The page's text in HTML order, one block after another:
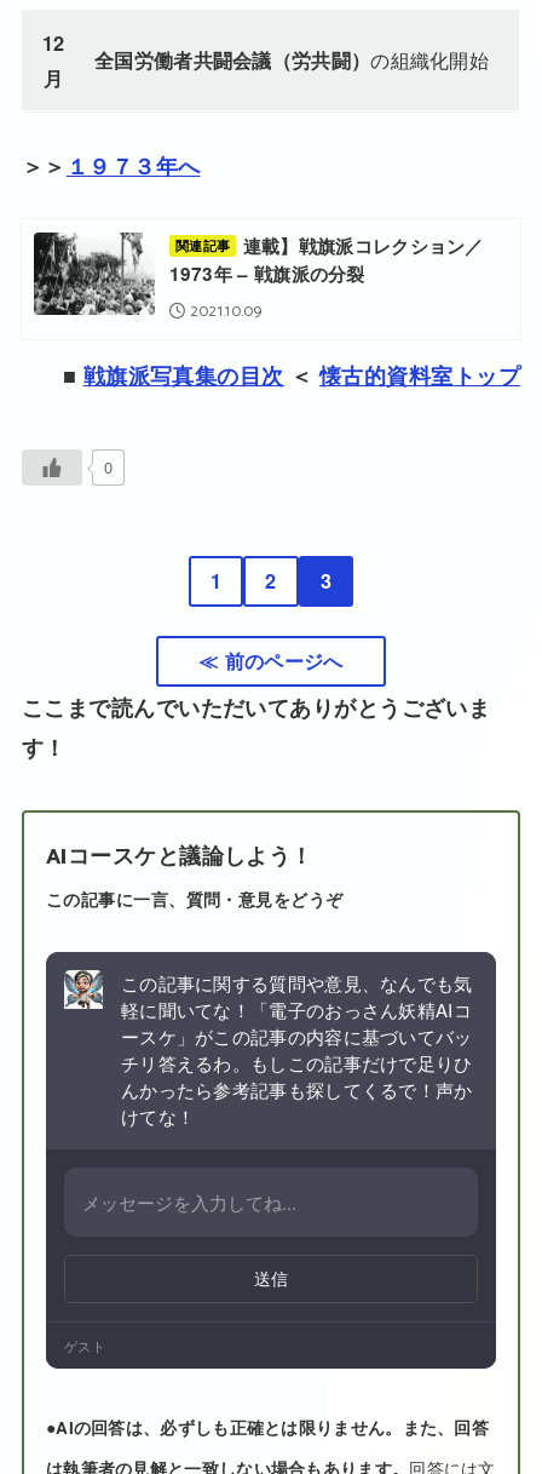
12
月
全国労働者共闘会議（労共闘）の組織化開始
＞＞ １９７３年へ
関連記事
連載】戦旗派コレクション／
1973年 – 戦旗派の分裂
2021.10.09
■ 戦旗派写真集の目次 ＜懐古的資料室トップ
0
1 2 3
≪ 前のページへ
ここまで読んでいただいてありがとうございま
す！
AIコースケと議論しよう！
この記事に一言、質問・意見をどうぞ
この記事に関する質問や意見、なんでも気
軽に聞いてな！「電子のおっさん妖精AIコ
ースケ」がこの記事の内容に基づいてバッ
チリ答えるわ。もしこの記事だけで足りひ
んかったら参考記事も探してくるで！声か
けてな！
送信
ゲスト
●AIの回答は、必ずしも正確とは限りません。また、回答
は執筆者の見解と一致しない場合もあります。 回答には文